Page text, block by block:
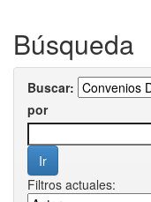
Búsqueda
Buscar:
por
Filtros actuales: